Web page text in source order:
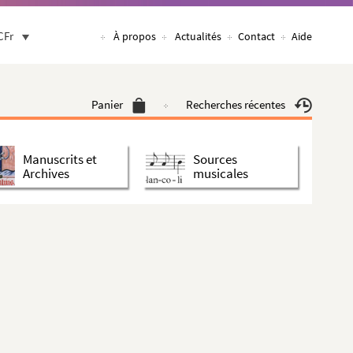
À propos Actualités Contact Aide
Panier Recherches récentes
Manuscrits et
Archives
Sources
musicales